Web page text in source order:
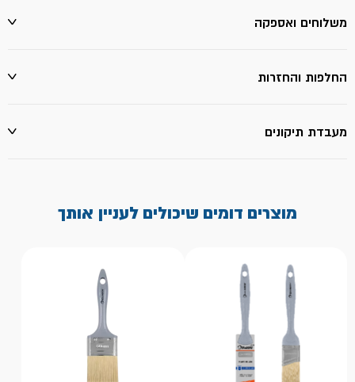
משלוחים ואספקה
החלפות והחזרות
מעבדת תיקונים
מוצרים דומים שיכולים לעניין אותך